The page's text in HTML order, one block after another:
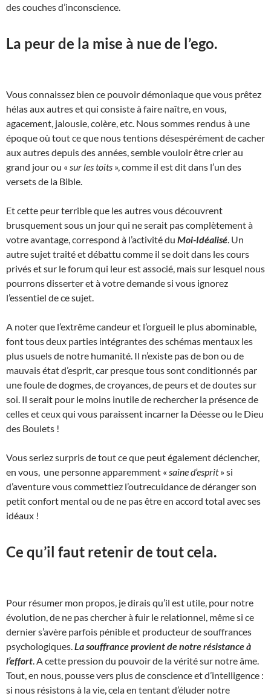
des couches d’inconscience.
La peur de la mise à nue de l’ego.
Vous connaissez bien ce pouvoir démoniaque que vous prêtez
hélas aux autres et qui consiste à faire naître, en vous,
agacement, jalousie, colère, etc. Nous sommes rendus à une
époque où tout ce que nous tentions désespérément de cacher
aux autres depuis des années, semble vouloir être crier au
grand jour ou « sur les toits », comme il est dit dans l’un des
versets de la Bible.
Et cette peur terrible que les autres vous découvrent
brusquement sous un jour qui ne serait pas complètement à
votre avantage, correspond à l’activité du Moi-Idéalisé . Un
autre sujet traité et débattu comme il se doit dans les cours
privés et sur le forum qui leur est associé, mais sur lesquel nous
pourrons disserter et à votre demande si vous ignorez
l’essentiel de ce sujet.
A noter que l’extrême candeur et l’orgueil le plus abominable,
font tous deux parties intégrantes des schémas mentaux les
plus usuels de notre humanité. Il n’existe pas de bon ou de
mauvais état d’esprit, car presque tous sont conditionnés par
une foule de dogmes, de croyances, de peurs et de doutes sur
soi. Il serait pour le moins inutile de rechercher la présence de
celles et ceux qui vous paraissent incarner la Déesse ou le Dieu
des Boulets !
Vous seriez surpris de tout ce que peut également déclencher,
en vous, une personne apparemment « saine d’esprit» si
d’aventure vous commettiez l’outrecuidance de déranger son
petit confort mental ou de ne pas être en accord total avec ses
idéaux !
Ce qu’il faut retenir de tout cela.
Pour résumer mon propos, je dirais qu’il est utile, pour notre
évolution, de ne pas chercher à fuir le relationnel, même si ce
dernier s’avère parfois pénible et producteur de souffrances
psychologiques. La souffrance provient de notre résistance à
l’effort . A cette pression du pouvoir de la vérité sur notre âme.
Tout, en nous, pousse vers plus de conscience et d’intelligence :
si nous résistons à la vie, cela en tentant d’éluder notre